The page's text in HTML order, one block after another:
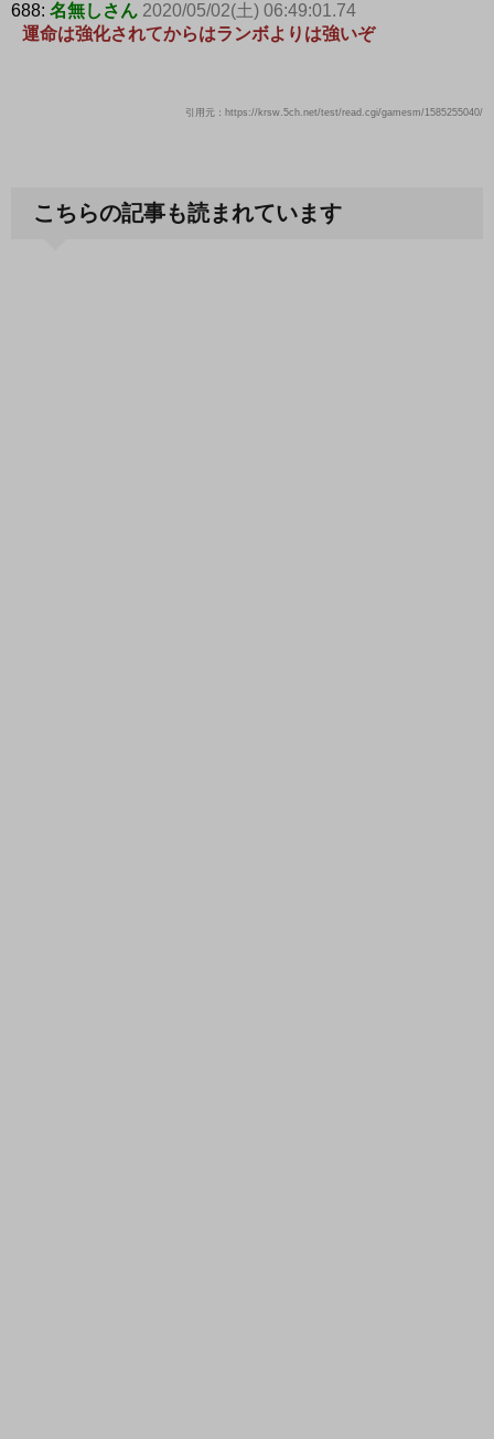
688: 名無しさん 2020/05/02(土) 06:49:01.74
運命は強化されてからはランボよりは強いぞ
引用元：https://krsw.5ch.net/test/read.cgi/gamesm/1585255040/
こちらの記事も読まれています